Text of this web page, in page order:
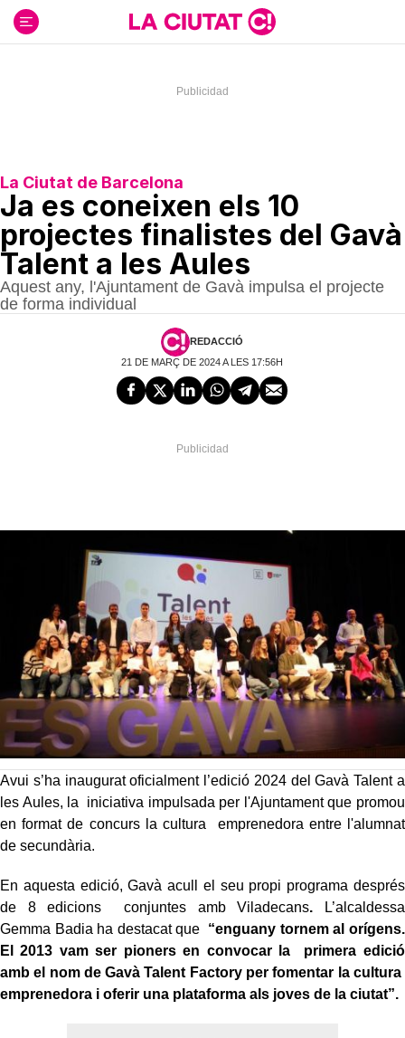
contenido
La Ciutat de Barcelona
Ja es coneixen els 10
projectes finalistes del Gavà
Talent a les Aules
Aquest any, l'Ajuntament de Gavà impulsa el projecte
de forma individual
REDACCIÓ
21 DE MARÇ DE 2024 A LES 17:56H
Avui s’ha inaugurat oficialment l’edició 2024 del Gavà Talent a
les Aules, la iniciativa impulsada per l'Ajuntament que promou
en format de concurs la cultura emprenedora entre l'alumnat
de secundària.
En aquesta edició, Gavà acull el seu propi programa després
de 8 edicions conjuntes amb Viladecans.
L’alcaldessa
Gemma Badia ha destacat que “enguany tornem al orígens.
El 2013 vam ser pioners en convocar la primera edició
amb el nom de Gavà Talent Factory per fomentar la cultura
emprenedora i oferir una plataforma als joves de la ciutat”.